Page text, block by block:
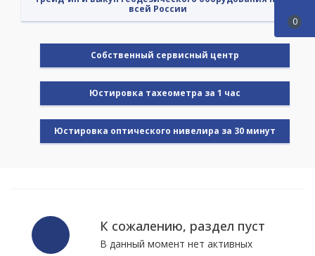
всей России
Cобственный сервисный центр
Юстировка тахеометра за 1 час
Юстировка оптического нивелира за 30 минут
К сожалению, раздел пуст
В данный момент нет активных
0